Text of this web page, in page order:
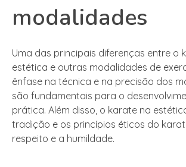
modalidades
Uma das principais diferenças entre o
estética e outras modalidades de
ênfase na técnica e na precisão dos
são fundamentais para o
prática. Além disso, o karate na
tradição e os princípios éticos do
respeito e a humildade.